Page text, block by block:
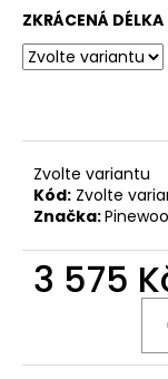
ZKRÁCENÁ DÉLKA
Zvolte variantu
Kód: Zvolte
Značka:
3 575
D
u
č
u
j
e